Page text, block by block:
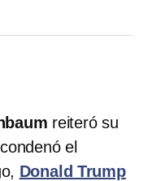
reiteró su
el
Donald Trump